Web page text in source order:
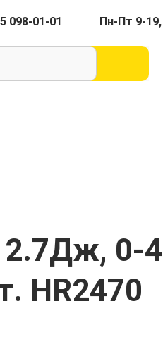
098-01-01 Пн-Пт 9-
2.7Дж, 0-
HR2470